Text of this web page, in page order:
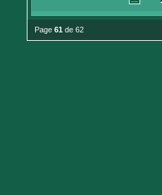
Page 61 de 62